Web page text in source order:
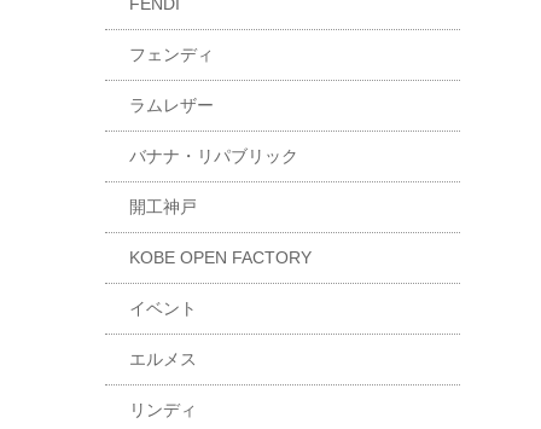
フェンディ
ラムレザー
バナナ・リパブリック
開工神戸
KOBE OPEN FACTORY
イベント
エルメス
リンディ